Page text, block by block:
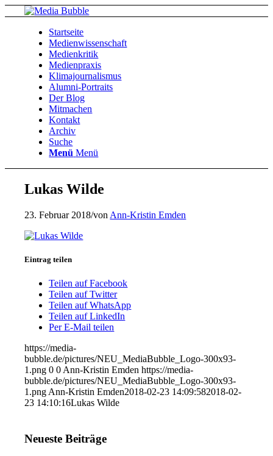
Startseite
Medienwissenschaft
Medienkritik
Medienpraxis
Klimajournalismus
Alumni-Portraits
Der Blog
Mitmachen
Kontakt
Archiv
Suche
Menü Menü
Lukas Wilde
23. Februar 2018/von Ann-Kristin Emden
Eintrag teilen
Teilen auf Facebook
Teilen auf Twitter
Teilen auf WhatsApp
Teilen auf LinkedIn
Per E-Mail teilen
https://media-
bubble.de/pictures/NEU_MediaBubble_Logo-300x93-
1.png 0 0 Ann-Kristin Emden https://media-
bubble.de/pictures/NEU_MediaBubble_Logo-300x93-
1.png Ann-Kristin Emden2018-02-23 14:09:582018-02-
23 14:10:16Lukas Wilde
Neueste Beiträge